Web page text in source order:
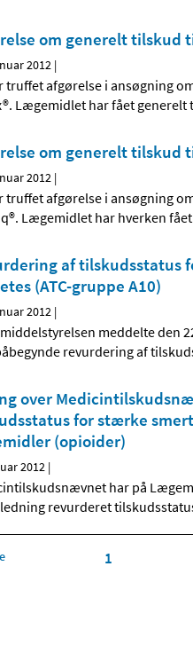
om generelt tilskud
2012 |
truffet afgørelse i ansøgning
Lægemidlet har fået generelt
om generelt tilskud
2012 |
truffet afgørelse i ansøgning
Lægemidlet har hverken
af tilskudsstatus
(ATC-gruppe A10)
2012 |
meddelte den
revurdering af
over
for stærke
(opioider)
2012 |
har på
revurderet
1